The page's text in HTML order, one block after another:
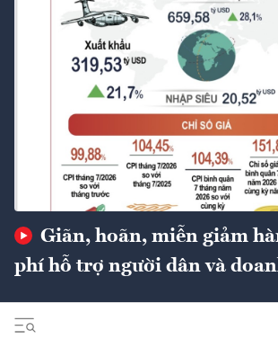
Giãn, hoãn, miễn giảm
phí hỗ trợ người dân và